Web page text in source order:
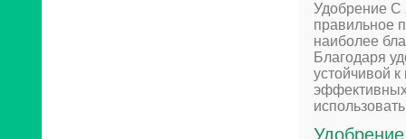
Удобрение C
правильное
наиболее
Благодаря
устойчивой
эффективных